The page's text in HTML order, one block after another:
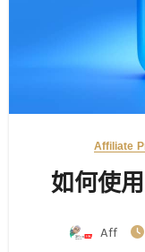
Affiliate
如何使
Aff